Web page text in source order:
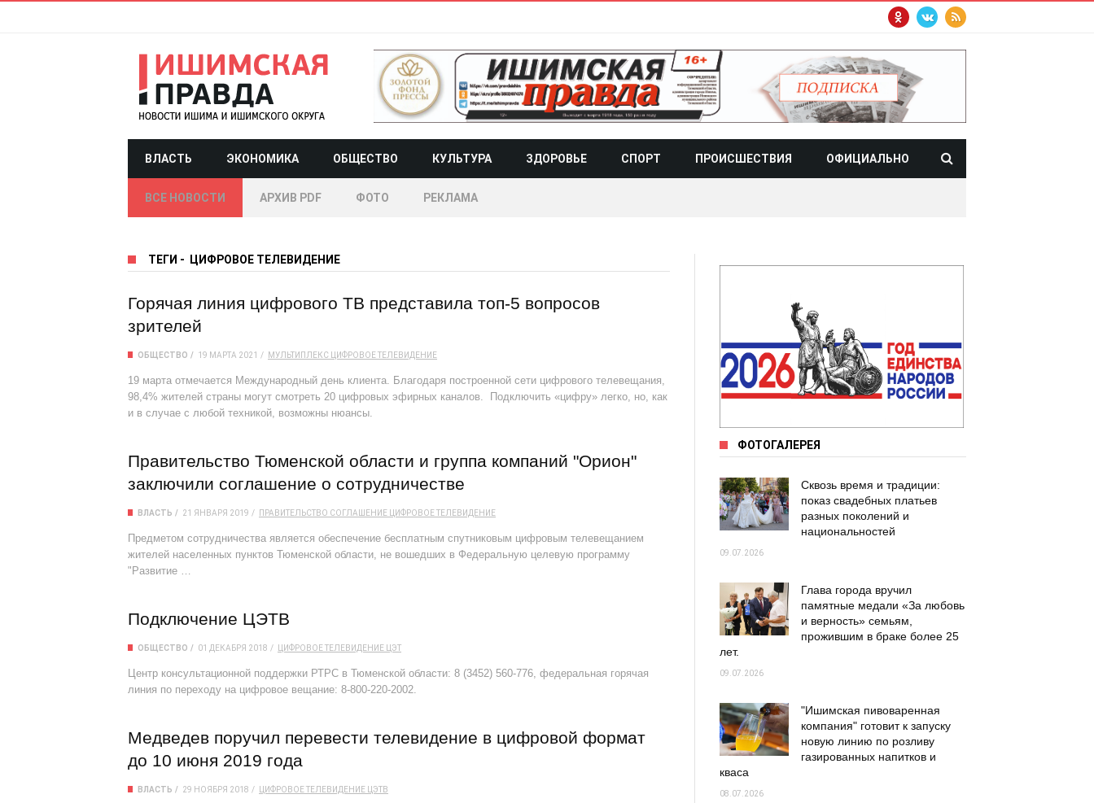
ВЛАСТЬ ЭКОНОМИКА ОБЩЕСТВО КУЛЬТУРА ЗДОРОВЬЕ СПОРТ ПРОИСШЕСТВИЯ ОФИЦИАЛЬНО
ВСЕ НОВОСТИ АРХИВ PDF ФОТО РЕКЛАМА
ТЕГИ - ЦИФРОВОЕ ТЕЛЕВИДЕНИЕ
Горячая линия цифрового ТВ представила топ-5 вопросов
зрителей
ОБЩЕСТВО 19 МАРТА 2021 МУЛЬТИПЛЕКС ЦИФРОВОЕ ТЕЛЕВИДЕНИЕ
19 марта отмечается Международный день клиента. Благодаря построенной сети цифрового телевещания,
98,4% жителей страны могут смотреть 20 цифровых эфирных каналов. Подключить «цифру» легко, но, как
и в случае с любой техникой, возможны нюансы.
Правительство Тюменской области и группа компаний "Орион"
заключили соглашение о сотрудничестве
ВЛАСТЬ 21 ЯНВАРЯ 2019 ПРАВИТЕЛЬСТВО СОГЛАШЕНИЕ ЦИФРОВОЕ ТЕЛЕВИДЕНИЕ
Предметом сотрудничества является обеспечение бесплатным спутниковым цифровым телевещанием
жителей населенных пунктов Тюменской области, не вошедших в Федеральную целевую программу
"Развитие …
Подключение ЦЭТВ
ОБЩЕСТВО 01 ДЕКАБРЯ 2018 ЦИФРОВОЕ ТЕЛЕВИДЕНИЕ ЦЭТ
Центр консультационной поддержки РТРС в Тюменской области: 8 (3452) 560-776, федеральная горячая
линия по переходу на цифровое вещание: 8-800-220-2002.
Медведев поручил перевести телевидение в цифровой формат
до 10 июня 2019 года
ВЛАСТЬ 29 НОЯБРЯ 2018 ЦИФРОВОЕ ТЕЛЕВИДЕНИЕ ЦЭТВ
ФОТОГАЛЕРЕЯ
Сквозь время и традиции:
показ свадебных платьев
разных поколений и
национальностей
09.07.2026
Глава города вручил
памятные медали «За любовь
и верность» семьям,
прожившим в браке более 25
лет.
09.07.2026
"Ишимская пивоваренная
компания" готовит к запуску
новую линию по розливу
газированных напитков и
кваса
08.07.2026